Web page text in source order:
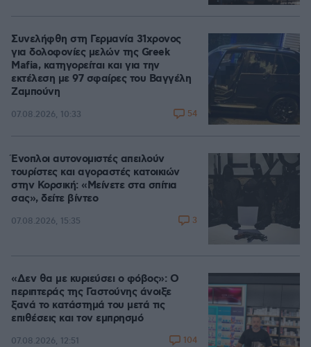
Συνελήφθη στη Γερμανία 31χρονος
για δολοφονίες μελών της Greek
Mafia, κατηγορείται και για την
εκτέλεση με 97 σφαίρες του Βαγγέλη
Ζαμπούνη
07.08.2026, 10:33 54
Ένοπλοι αυτονομιστές απειλούν
τουρίστες και αγοραστές κατοικιών
στην Κορσική: «Μείνετε στα σπίτια
σας», δείτε βίντεο
07.08.2026, 15:35 3
«Δεν θα με κυριεύσει ο φόβος»: Ο
περιπτεράς της Γαστούνης άνοιξε
ξανά το κατάστημά του μετά τις
επιθέσεις και τον εμπρησμό
07.08.2026, 12:51 104